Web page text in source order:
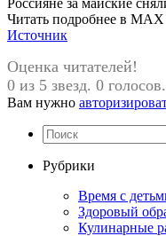
Читать подробнее в MAX
Источник
Оценка читателей!
0 из 5 звезд. 0 голосов.
Вам нужно
Рубрики
Время с
Здоровый
Кулинарные